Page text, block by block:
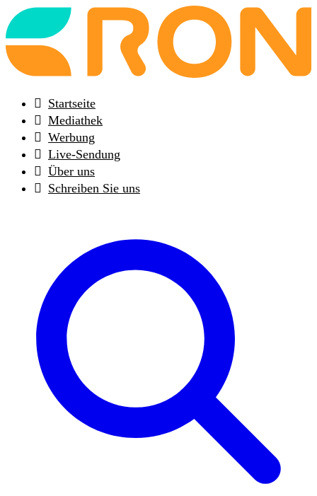
Back
to
frontpage
Startseite
Mediathek
Werbung
Live-Sendung
Über uns
Schreiben Sie uns